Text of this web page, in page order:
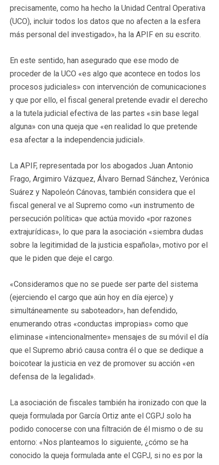
precisamente, como ha hecho la Unidad Central Operativa
(UCO), incluir todos los datos que no afecten a la esfera
más personal del investigado», ha la APIF en su escrito.
En este sentido, han asegurado que ese modo de
proceder de la UCO «es algo que acontece en todos los
procesos judiciales» con intervención de comunicaciones
y que por ello, el fiscal general pretende evadir el derecho
a la tutela judicial efectiva de las partes «sin base legal
alguna» con una queja que «en realidad lo que pretende
esa afectar a la independencia judicial».
La APIF, representada por los abogados Juan Antonio
Frago, Argimiro Vázquez, Álvaro Bernad Sánchez, Verónica
Suárez y Napoleón Cánovas, también considera que el
fiscal general ve al Supremo como «un instrumento de
persecución política» que actúa movido «por razones
extrajurídicas», lo que para la asociación «siembra dudas
sobre la legitimidad de la justicia española», motivo por el
que le piden que deje el cargo.
«Consideramos que no se puede ser parte del sistema
(ejerciendo el cargo que aún hoy en día ejerce) y
simultáneamente su saboteador», han defendido,
enumerando otras «conductas impropias» como que
eliminase «intencionalmente» mensajes de su móvil el día
que el Supremo abrió causa contra él o que se dedique a
boicotear la justicia en vez de promover su acción «en
defensa de la legalidad».
La asociación de fiscales también ha ironizado con que la
queja formulada por García Ortiz ante el CGPJ solo ha
podido conocerse con una filtración de él mismo o de su
entorno: «Nos planteamos lo siguiente, ¿cómo se ha
conocido la queja formulada ante el CGPJ, si no es por la